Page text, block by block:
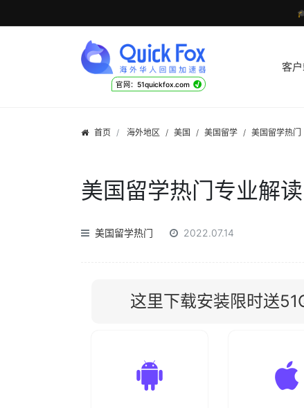
官网：51quickfox.com √
客
首页 海外地区 / 美国 / 美国留学 / 美国留学热门
美国留学热门专业解
美国留学热门 2022.07.14
这里下载安装限时送